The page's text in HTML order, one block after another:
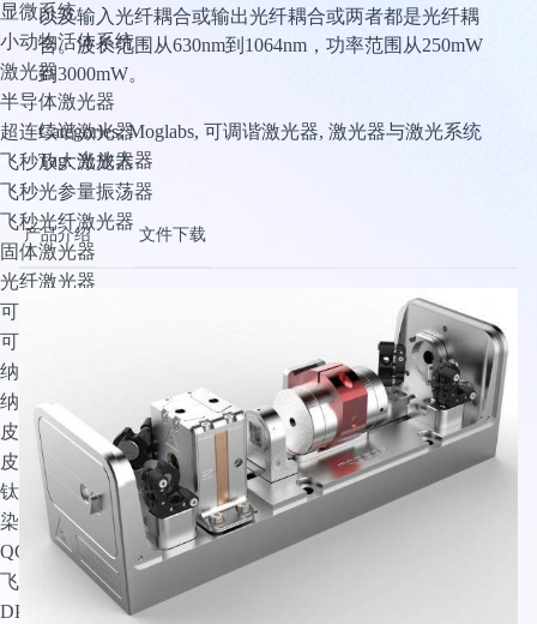
显微系统
小动物活体系统
激光器
半导体激光器
超连续谱激光器
飞秒放大激光器
飞秒光参量振荡器
飞秒光纤激光器
固体激光器
光纤激光器
可调谐激光器
可调谐滤波系统
纳秒光参量振荡器
纳秒光纤激光器
皮秒光参量振荡器
皮秒可调谐激光器
钛宝石窄线宽可调谐激光器
染料激光器
QCL激光器
飞秒钛宝石激光器
DPSS
以及输入光纤耦合或输出光纤耦合或两者都是光纤耦
合。波长范围从630nm到1064nm，功率范围从250mW
到3000mW。
Categories: Moglabs, 可调谐激光器, 激光器与激光系统
Tag: 光放大器
产品介绍 文件下载